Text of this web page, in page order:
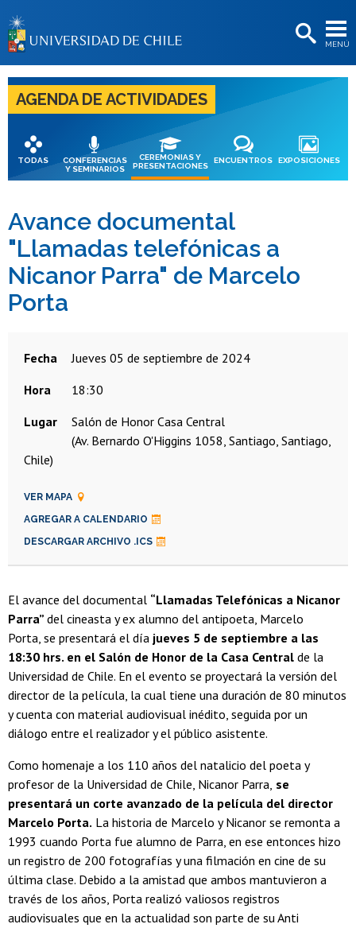
MENÚ
BIBLIOTECAS
LA UNIVERSIDAD
Postulantes
Estudiantes
Académicas/os
Funcionarias/os
Egresadas/os
AGENDA DE ACTIVIDADES
TODAS
CONFERENCIAS
Y SEMINARIOS
CEREMONIAS Y
PRESENTACIONES
ENCUENTROS EXPOSICIONES
Avance documental
"Llamadas telefónicas a
Nicanor Parra" de Marcelo
Porta
Fecha
jueves 05 de septiembre de 2024
Hora
18:30
Lugar
Salón de Honor Casa Central
(Av. Bernardo O'Higgins 1058, Santiago, Santiago,
Chile)
VER MAPA
AGREGAR A CALENDARIO
DESCARGAR ARCHIVO .ICS
El avance del documental “Llamadas Telefónicas a Nicanor
Parra” del cineasta y ex alumno del antipoeta, Marcelo
Porta, se presentará el día jueves 5 de septiembre a las
18:30 hrs. en el Salón de Honor de la Casa Central de la
Universidad de Chile. En el evento se proyectará la versión del
director de la película, la cual tiene una duración de 80 minutos
y cuenta con material audiovisual inédito, seguida por un
diálogo entre el realizador y el público asistente.
Como homenaje a los 110 años del natalicio del poeta y
profesor de la Universidad de Chile, Nicanor Parra, se
presentará un corte avanzado de la película del director
Marcelo Porta. La historia de Marcelo y Nicanor se remonta a
1993 cuando Porta fue alumno de Parra, en ese entonces hizo
un registro de 200 fotografías y una filmación en cine de su
última clase. Debido a la amistad que ambos mantuvieron a
través de los años, Porta realizó valiosos registros
audiovisuales que en la actualidad son parte de su Anti